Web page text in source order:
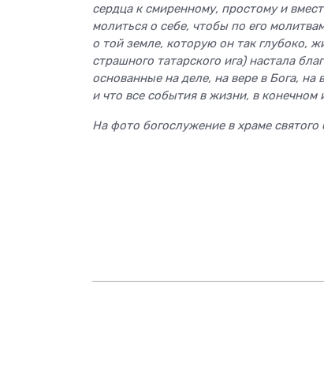
сердца к смиренному, простому и
молиться о себе, чтобы по его
о той земле, которую он так глубоко,
страшного татарского ига) настала
основанные на деле, на вере в Бога, на
и что все события в жизни, в
На фото богослужение в храме святого